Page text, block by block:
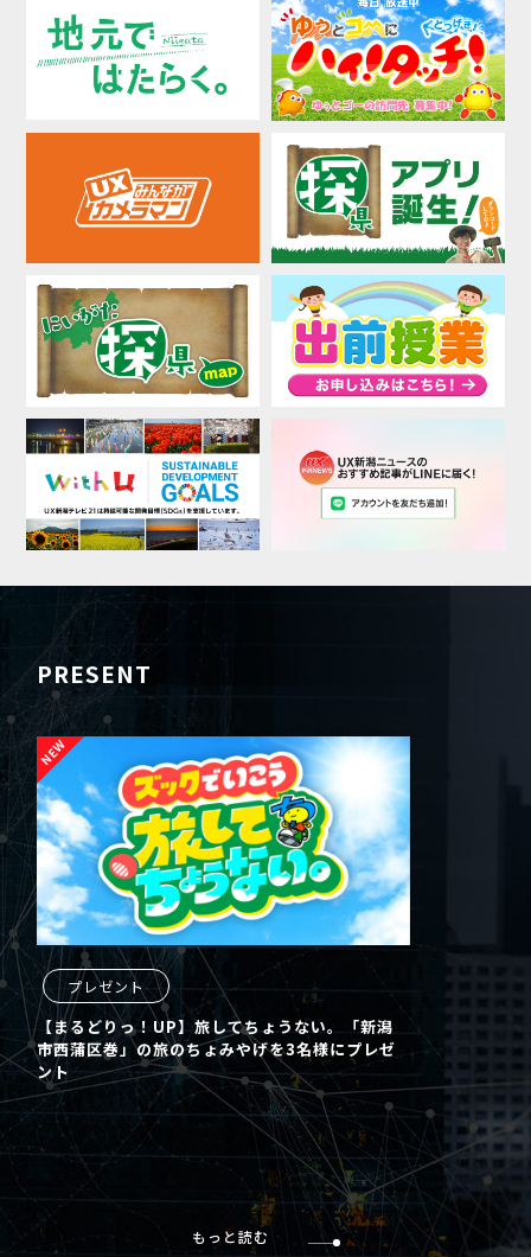
PRESENT
プレゼント
【まるどりっ！UP】旅してちょうない。「新潟
市西蒲区巻」の旅のちょみやげを3名様にプレゼ
ント
もっと読む